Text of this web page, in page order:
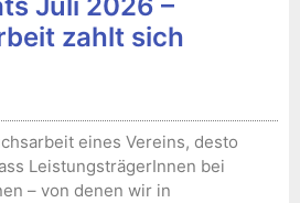
zahlt sich
eines Vereins, desto
LeistungsträgerInnen bei
– von denen wir in